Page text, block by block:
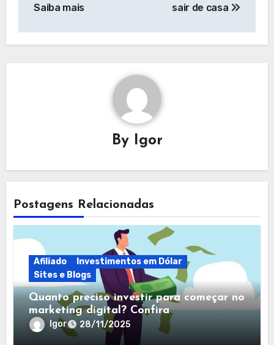
Saiba mais
sair de casa
By Igor
Postagens Relacionadas
Afiliado
Investimentos em Dólar
Sites e Blogs
Quanto preciso investir para começar no
marketing digital? Confira
Igor 28/11/2025